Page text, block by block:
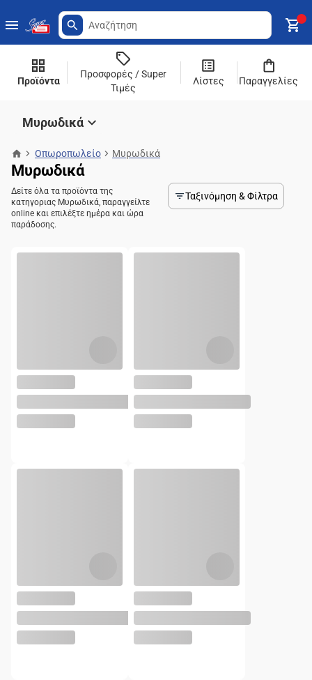
Προϊόντα
Προσφορές / Super
Τιμές
Λίστες Παραγγελίες
Μυρωδικά
Οπωροπωλείο Μυρωδικά
Μυρωδικά
Δείτε όλα τα προϊόντα της
κατηγοριας Μυρωδικά, παραγγείλτε
online και επιλέξτε ημέρα και ώρα
παράδοσης.
Ταξινόμηση & Φίλτρα